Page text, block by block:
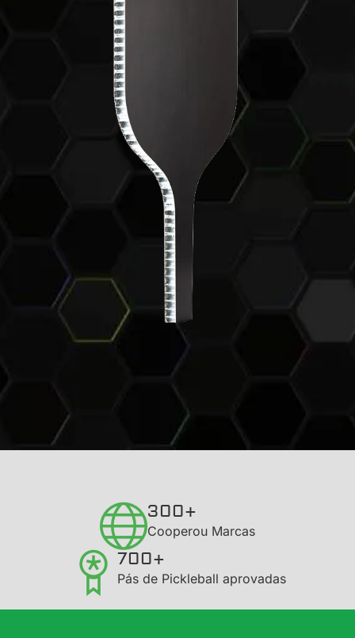
300+
Cooperou Marcas
700+
Pás de Pickleball aprovadas